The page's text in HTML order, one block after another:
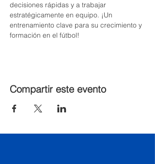
decisiones rápidas y a trabajar
estratégicamente en equipo. ¡Un
entrenamiento clave para su crecimiento y
formación en el fútbol!
Compartir este evento